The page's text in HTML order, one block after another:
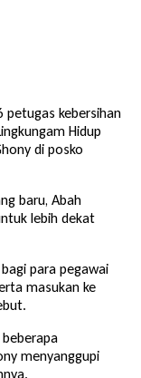
petugas kebersihan
Hidup
di posko
baru, Abah
lebih dekat
para pegawai
masukan ke
menyanggupi